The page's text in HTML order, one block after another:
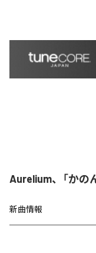
Aurelium、「かの
新曲情報